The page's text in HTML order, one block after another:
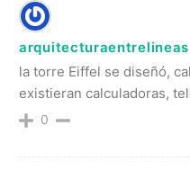
arquitecturaentrelineas
la torre Eiffel se diseñó,
existieran calculadoras,
0